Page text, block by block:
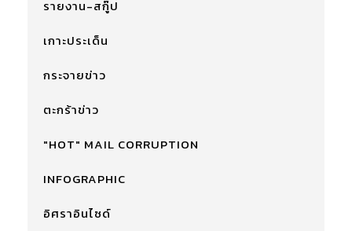
รายงาน-สกู๊ป
เกาะประเด็น
กระจายข่าว
ตะกร้าข่าว
"HOT" MAIL CORRUPTION
INFOGRAPHIC
อิศราอินไซด์